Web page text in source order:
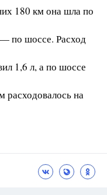
180 км она шла по
— по шоссе. Расход
1,6 л, а по шоссе
расходовалось на